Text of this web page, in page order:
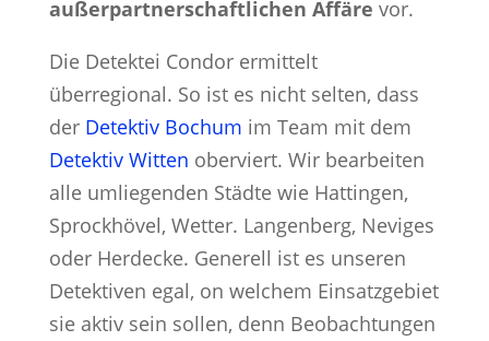
außerpartnerschaftlichen Affäre vor.
Die Detektei Condor ermittelt
überregional. So ist es nicht selten, dass
der Detektiv Bochum im Team mit dem
Detektiv Witten oberviert. Wir bearbeiten
alle umliegenden Städte wie Hattingen,
Sprockhövel, Wetter. Langenberg, Neviges
oder Herdecke. Generell ist es unseren
Detektiven egal, on welchem Einsatzgebiet
sie aktiv sein sollen, denn Beobachtungen